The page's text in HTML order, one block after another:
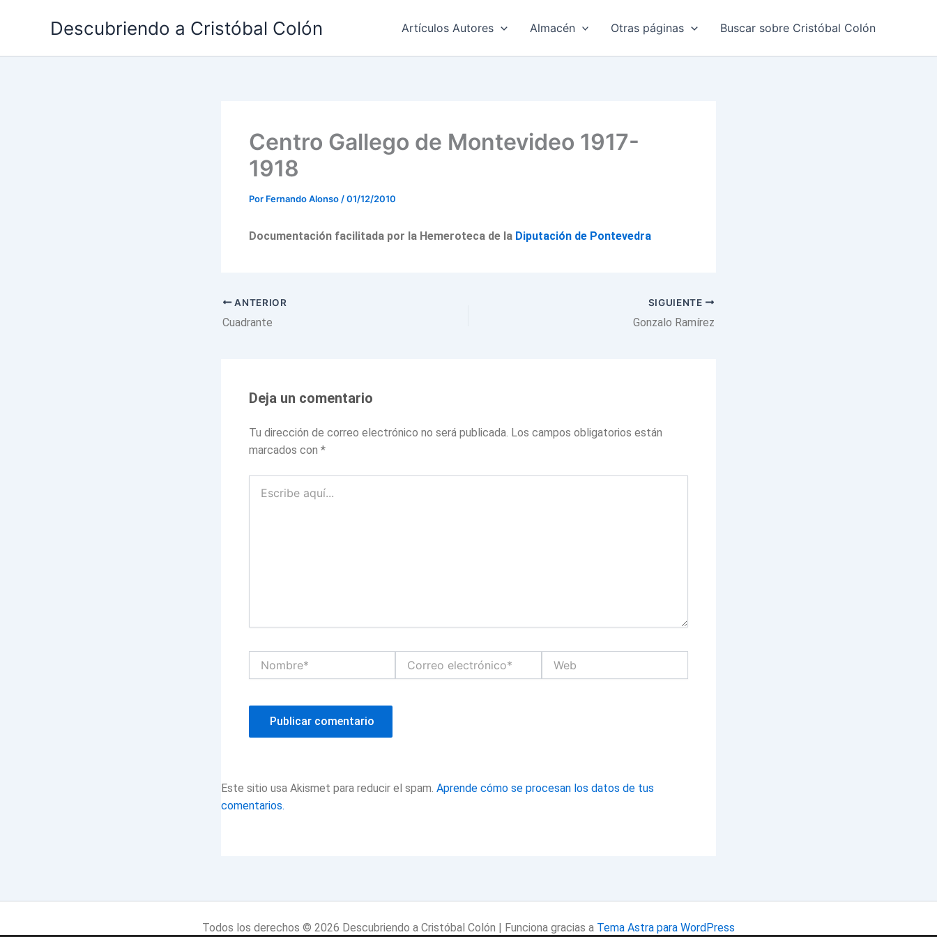
Descubriendo a Cristóbal Colón Artículos Autores Almacén Otras páginas Buscar sobre Cristóbal Colón
Centro Gallego de Montevideo 1917-
1918
Por Fernando Alonso /01/12/2010
Documentación facilitada por la Hemeroteca de la Diputación de Pontevedra
ANTERIOR
Cuadrante
SIGUIENTE
Gonzalo Ramírez
Deja un comentario
Tu dirección de correo electrónico no será publicada. Los campos obligatorios están
marcados con *
aquí...
electrónico*
Este sitio usa Akismet para reducir el spam. Aprende cómo se procesan los datos de tus
comentarios.
Todos los derechos © 2026 Descubriendo a Cristóbal Colón | Funciona gracias a Tema Astra para WordPress